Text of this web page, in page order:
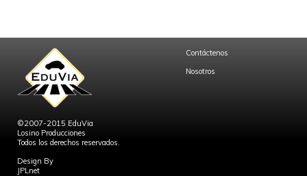
©2007-2015 EduVia
Losino Producciones
Todos los derechos reservados.
Design By
JPLnet
Contáctenos
Nosotros